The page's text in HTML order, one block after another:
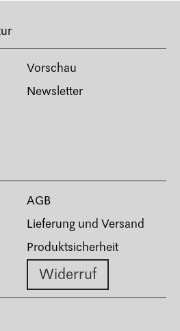
Vorschau
Newsletter
AGB
Lieferung und Versand
Produktsicherheit
Widerruf